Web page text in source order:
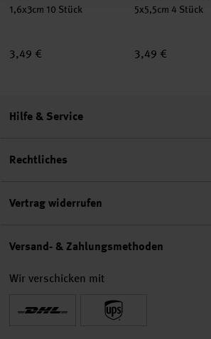
1,6x3cm 10 Stück
3,49 €
5x5,5cm 4 Stück
3,49 €
Hilfe & Service
Rechtliches
Vertrag widerrufen
Versand- & Zahlungsmethoden
Wir verschicken mit